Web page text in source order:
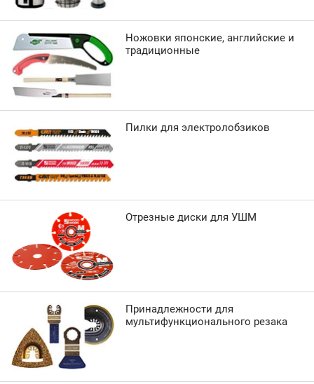
Ножовки японские, английские и
традиционные
Пилки для электролобзиков
Отрезные диски для УШМ
Принадлежности для
мультифункционального резака